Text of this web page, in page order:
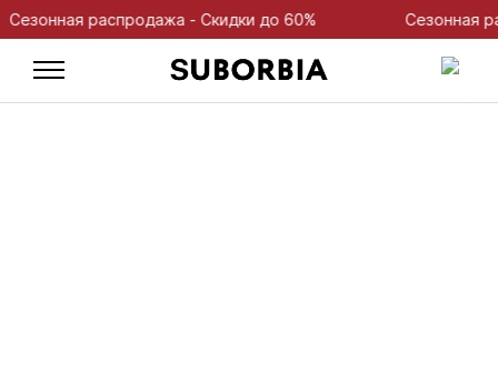
распродажа - Скидки до 60% Сезонная